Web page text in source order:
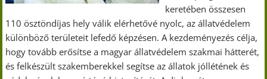
keretében összesen
110 ösztöndíjas hely válik elérhetővé nyolc, az állatvédelem
különböző területeit lefedő képzésen. A kezdeményezés célja,
hogy tovább erősítse a magyar állatvédelem szakmai hátterét,
és felkészült szakemberekkel segítse az állatok jóllétének és